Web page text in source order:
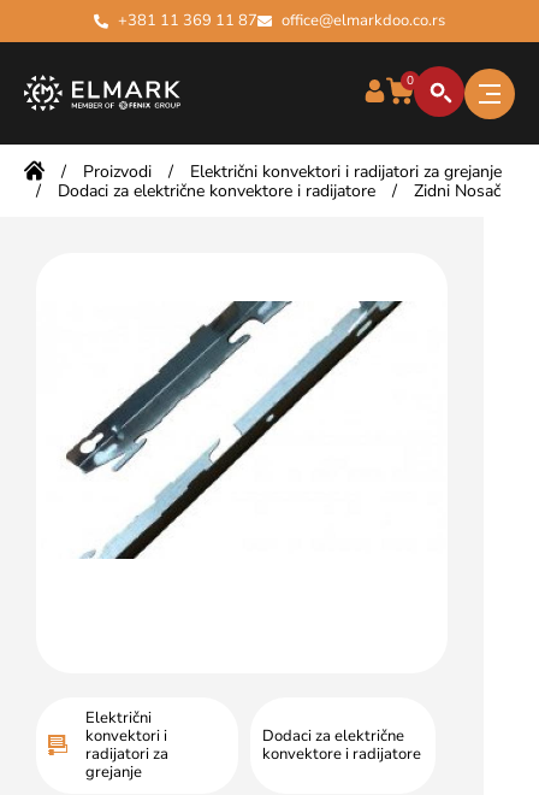
+381 11 369 11 87 office@elmarkdoo.co.rs
0
/ Proizvodi /
Električni konvektori i radijatori za grejanje
/
Dodaci za električne konvektore i radijatore / Zidni Nosač
Električni
konvektori i
radijatori za
grejanje
Dodaci za električne
konvektore i radijatore